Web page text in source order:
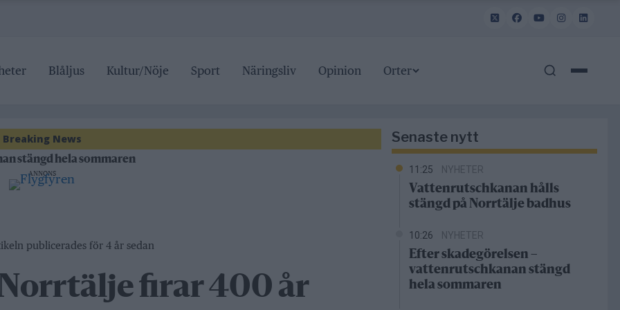
Blåljus Kultur/Nöje Sport Näringsliv Opinion Orter
Breaking News
badhus
stängd hela sommaren
badhus
ANNONS
publicerades för 4 år sedan
firar 400 år
Senaste nytt
11:25 NYHETER
Vattenrutschkanan hålls
stängd på Norrtälje badhus
10:26 NYHETER
Efter skadegörelsen –
vattenrutschkanan stängd
hela sommaren